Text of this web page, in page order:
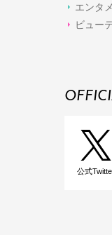
エンタメ
ビュー
公式